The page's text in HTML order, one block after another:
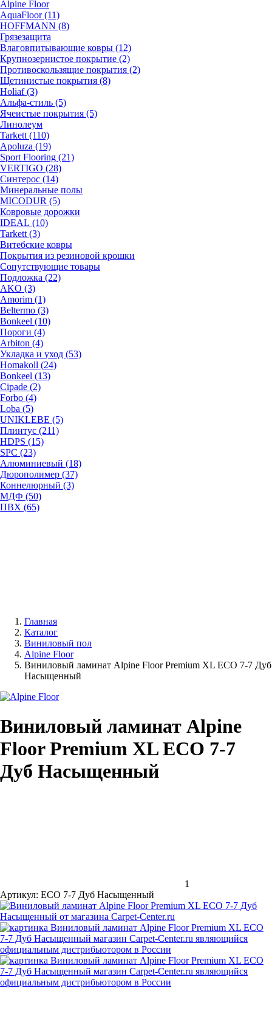
Alpine Floor
AquaFloor (11)
HOFFMANN (8)
Грязезащита
Влаговпитывающие ковры (12)
Крупнозернистое покрытие (2)
Противоскользящие покрытия (2)
Щетинистые покрытия (8)
Holiaf (3)
Альфа-стиль (5)
Ячеистые покрытия (5)
Линолеум
Tarkett (110)
Apoluza (19)
Sport Flooring (21)
VERTIGO (28)
Синтерос (14)
Минеральные полы
MICODUR (5)
Ковровые дорожки
IDEAL (10)
Tarkett (3)
Витебские ковры
Покрытия из резиновой крошки
Сопутствующие товары
Подложка (22)
AKO (3)
Amorim (1)
Beltermo (3)
Bonkeel (10)
Пороги (4)
Arbiton (4)
Укладка и уход (53)
Homakoll (24)
Bonkeel (13)
Cipade (2)
Forbo (4)
Loba (5)
UNIKLEBE (5)
Плинтус (211)
HDPS (15)
SPC (23)
Алюминиевый (18)
Дюрополимер (37)
Коннелюрный (3)
МДФ (50)
ПВХ (65)
Главная
Каталог
Виниловый пол
Alpine Floor
Виниловый ламинат Alpine Floor Premium XL ECO 7-7 Дуб
Насыщенный
Виниловый ламинат Alpine
Floor Premium XL ECO 7-7
Дуб Насыщенный
1
Артикул: ECO 7-7 Дуб Насыщенный